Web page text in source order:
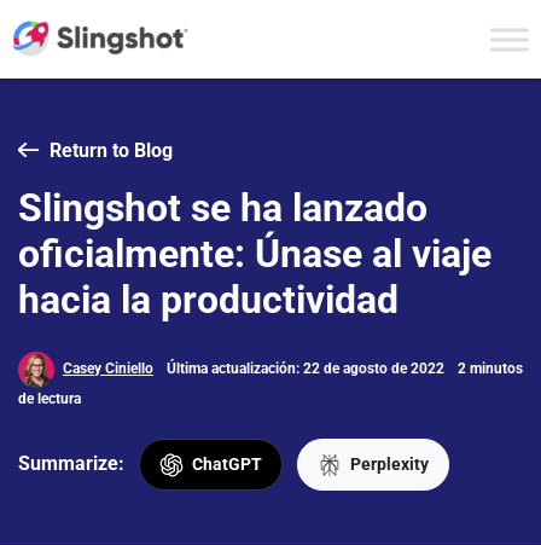
Return to Blog
Slingshot se ha lanzado
oficialmente: Únase al viaje
hacia la productividad
Casey Ciniello Última actualización: 22 de agosto de 2022
2 minutos
de lectura
Summarize: ChatGPT Perplexity